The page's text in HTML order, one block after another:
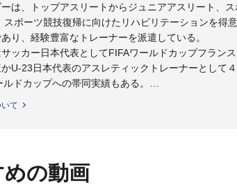
は、トップアスリートからジュニアアスリート、
スポーツ競技復帰に向けたリハビリテーションを得
り、経験豊富なトレーナーを派遣している。
ッカー日本代表としてFIFAワールドカップフラン
U-23日本代表のアスレティックトレーナーとして
ルドカップへの帯同実績もある。
康な人生をサポートする」を企業理念として掲げ、
て
の動画